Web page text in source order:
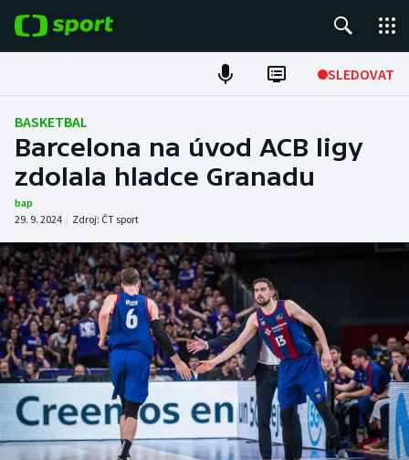
SLEDOVAT
Fotbal
Hokej
Atletika
Cyklistika
DALŠÍ SPORTY
Americký fotbal
Baseball a softbal
NEPŘEHLÉDNĚTE
Soutěže
BASKETBAL
Barcelona na úvod ACB ligy
zdolala hladce Granadu
bap
29. 9. 2024 | Zdroj: ČT sport